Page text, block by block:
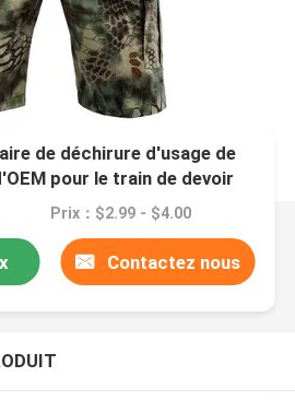
de déchirure d'usage de
pour le train de devoir
Prix：$2.99 - $4.00
Contactez nous